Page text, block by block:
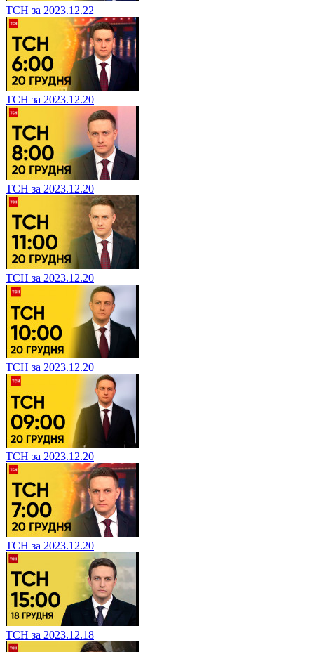
ТСН за 2023.12.22
ТСН за 2023.12.20
ТСН за 2023.12.20
ТСН за 2023.12.20
ТСН за 2023.12.20
ТСН за 2023.12.20
ТСН за 2023.12.20
ТСН за 2023.12.18